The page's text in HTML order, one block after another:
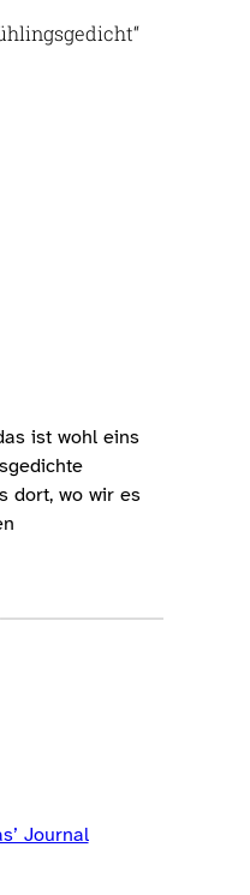
ist wohl eins
dort, wo wir es
Journal